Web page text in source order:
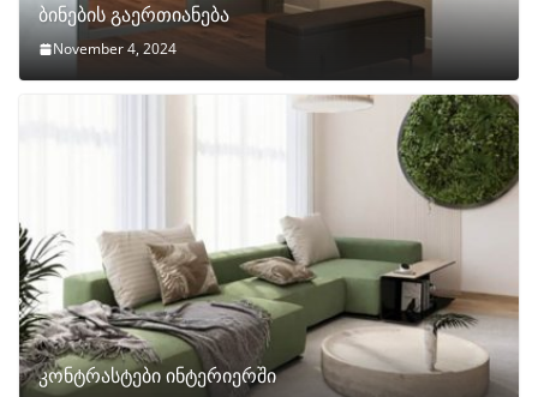
ბინების გაერთიანება
November 4, 2024
კონტრასტები ინტერიერში